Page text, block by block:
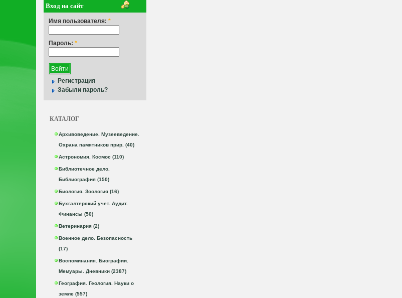
Вход на сайт
Имя пользователя: *
Пароль: *
Регистрация
Забыли пароль?
КАТАЛОГ
Архивоведение. Музееведение.
Охрана памятников прир. (40)
Астрономия. Космос (110)
Библиотечное дело.
Библиография (150)
Биология. Зоология (16)
Бухгалтерский учет. Аудит.
Финансы (50)
Ветеринария (2)
Военное дело. Безопасность
(17)
Воспоминания. Биографии.
Мемуары. Дневники (2387)
География. Геология. Науки о
земле (557)